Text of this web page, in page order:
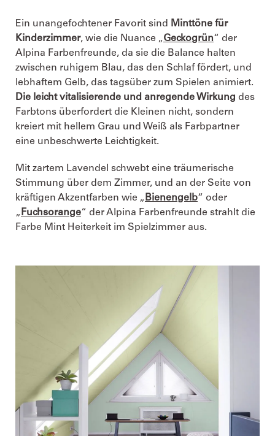
Ein unangefochtener Favorit sind
Minttöne für
Kinderzimmer, wie die Nuance „Geckogrün“ der
Alpina Farbenfreunde, da sie die Balance halten
zwischen ruhigem Blau, das den Schlaf fördert, und
lebhaftem Gelb, das tagsüber zum Spielen animiert.
Die leicht vitalisierende und anregende Wirkung des
Farbtons überfordert die Kleinen nicht, sondern
kreiert mit hellem Grau und Weiß als Farbpartner
eine unbeschwerte Leichtigkeit.
Mit zartem Lavendel schwebt eine träumerische
Stimmung über dem Zimmer, und an der Seite von
kräftigen Akzentfarben wie „ Bienengelb“ oder
„ Fuchsorange“ der Alpina Farbenfreunde strahlt die
Farbe Mint Heiterkeit im Spielzimmer aus.